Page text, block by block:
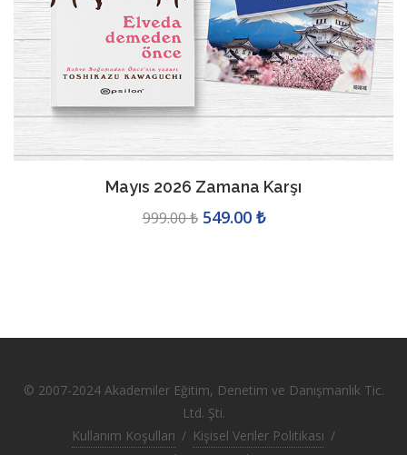
Mayıs 2026 Zamana Karşı
999.00 ₺ 549.00 ₺
© 2007-2024 Akademiler Eğitim, Denetim ve Danışmanlık Tic.
Ltd. Şti.
Kullanım Koşulları / Kişisel Veriler Politikası /